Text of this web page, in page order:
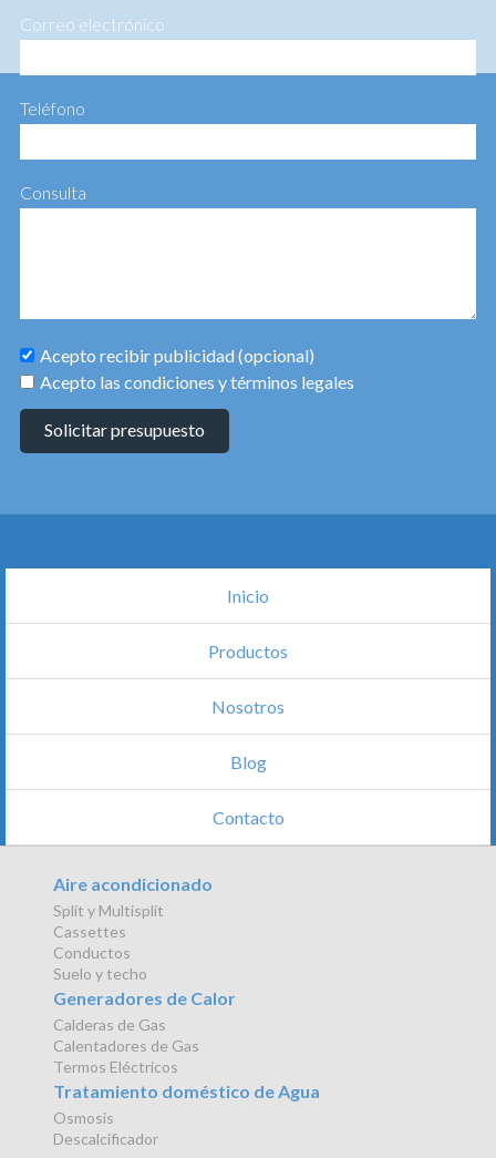
Correo electrónico
Teléfono
Consulta
Acepto recibir publicidad (opcional)
Acepto las condiciones y términos legales
Solicitar presupuesto
Inicio
Productos
Nosotros
Blog
Contacto
Aire acondicionado
Split y Multisplit
Cassettes
Conductos
Suelo y techo
Generadores de Calor
Calderas de Gas
Calentadores de Gas
Termos Eléctricos
Tratamiento doméstico de Agua
Osmosis
Descalcificador